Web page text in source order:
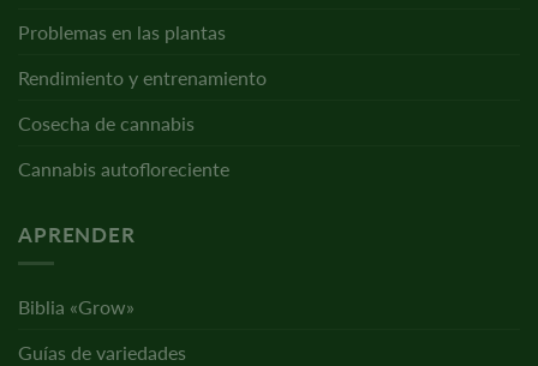
Problemas en las plantas
Rendimiento y entrenamiento
Cosecha de cannabis
Cannabis autofloreciente
APRENDER
Biblia «Grow»
Guías de variedades